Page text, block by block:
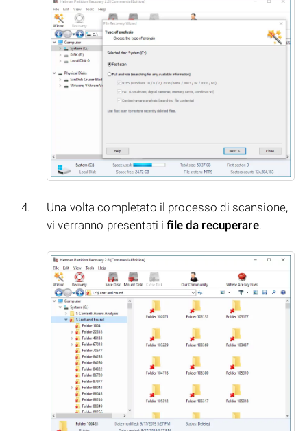
Una volta completato il processo di scansione,
vi verranno presentati ifile da recuperare.